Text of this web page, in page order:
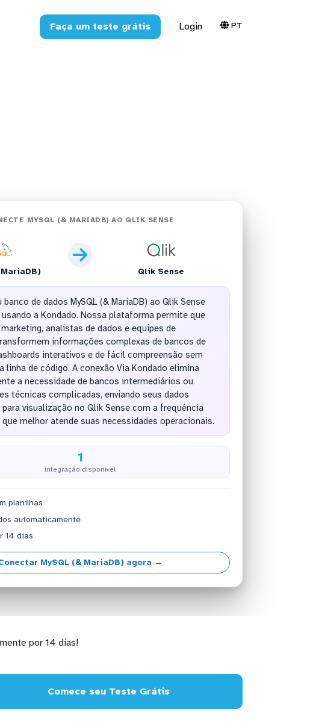
Faça um teste grátis Login PT
MYSQL (& MARIADB) AO QLIK SENSE
Qlik Sense
de dados MySQL (& MariaDB) ao Qlik Sense
a Kondado. Nossa plataforma permite que
analistas de dados e equipes de
informações complexas de bancos de
interativos e de fácil compreensão sem
linha de código. A conexão Via Kondado elimina
a necessidade de bancos intermediários ou
técnicas complicadas, enviando seus dados
visualização no Qlik Sense com a frequência
melhor atende suas necessidades operacionais.
1
integração disponível
planilhas
automaticamente
14 dias
MySQL (& MariaDB) agora →
por 14 dias!
Comece seu Teste Grátis